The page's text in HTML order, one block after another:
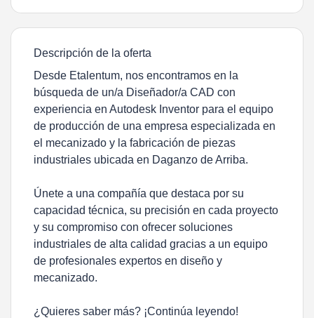
Descripción de la oferta
Desde Etalentum, nos encontramos en la
búsqueda de un/a Diseñador/a CAD con
experiencia en Autodesk Inventor para el equipo
de producción de una empresa especializada en
el mecanizado y la fabricación de piezas
industriales ubicada en Daganzo de Arriba.
Únete a una compañía que destaca por su
capacidad técnica, su precisión en cada proyecto
y su compromiso con ofrecer soluciones
industriales de alta calidad gracias a un equipo
de profesionales expertos en diseño y
mecanizado.
¿Quieres saber más? ¡Continúa leyendo!